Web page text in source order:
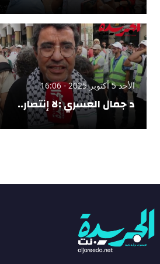
الأحد 5 أكتوبر 2025 - 16:06
د جمال العسري :لا إنتصار..